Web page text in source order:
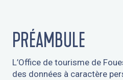
PRÉAMBULE
L’Office de tourisme de
des données à caractère